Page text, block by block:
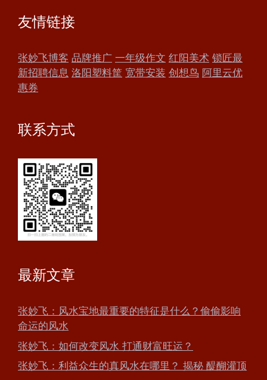
友情链接
张妙飞博客 品牌推广 一年级作文 红阳美术 锁匠最
新招聘信息 洛阳塑料筐 宽带安装 创想鸟 阿里云优
惠券
联系方式
最新文章
张妙飞：风水宝地最重要的特征是什么？偷偷影响
命运的风水
张妙飞：如何改变风水 打通财富旺运？
张妙飞：利益众生的真风水在哪里？ 揭秘 醍醐灌顶